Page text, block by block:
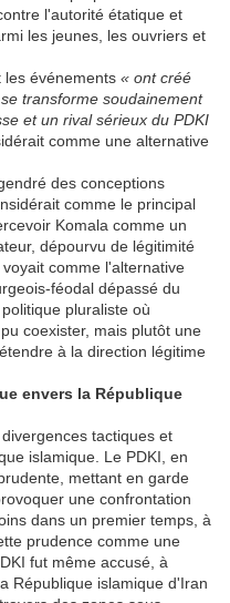
l'autorité étatique et
les jeunes, les ouvriers et
les événements « ont créé
transforme soudainement
et un rival sérieux du PDKI
comme une alternative
des conceptions
comme le principal
Komala comme un
dépourvu de légitimité
comme l'alternative
féodal dépassé du
pluraliste où
coexister, mais plutôt une
à la direction légitime
envers la République
tactiques et
islamique. Le PDKI, en
mettant en garde
une confrontation
dans un premier temps, à
prudence comme une
fut même accusé, à
République islamique d'Iran